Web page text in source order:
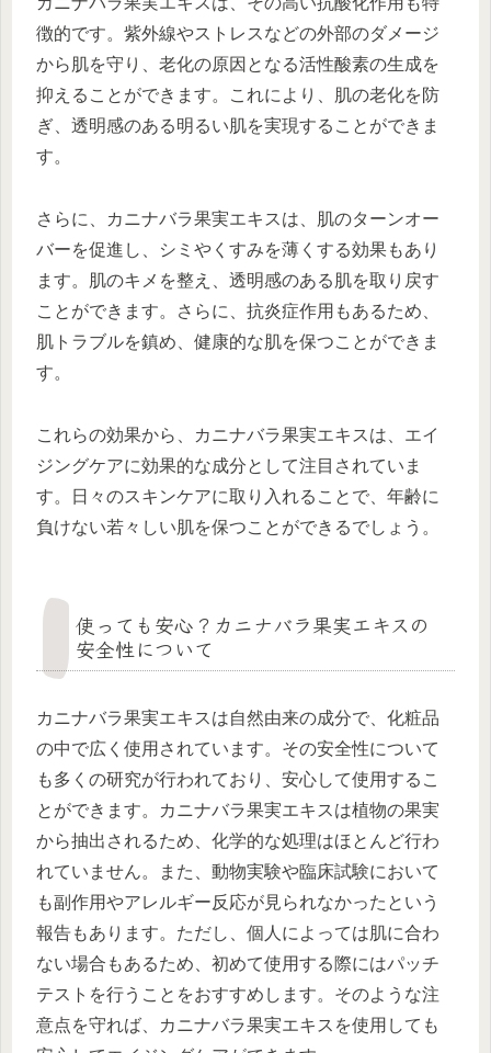
徴的です。紫外線やストレスなどの外部のダメージ
から肌を守り、老化の原因となる活性酸素の生成を
抑えることができます。これにより、肌の老化を防
ぎ、透明感のある明るい肌を実現することができま
す。
さらに、カニナバラ果実エキスは、肌のターンオー
バーを促進し、シミやくすみを薄くする効果もあり
ます。肌のキメを整え、透明感のある肌を取り戻す
ことができます。さらに、抗炎症作用もあるため、
肌トラブルを鎮め、健康的な肌を保つことができま
す。
これらの効果から、カニナバラ果実エキスは、エイ
ジングケアに効果的な成分として注目されていま
す。日々のスキンケアに取り入れることで、年齢に
負けない若々しい肌を保つことができるでしょう。
使っても安心？カニナバラ果実エキスの
安全性について
カニナバラ果実エキスは自然由来の成分で、化粧品
の中で広く使用されています。その安全性について
も多くの研究が行われており、安心して使用するこ
とができます。カニナバラ果実エキスは植物の果実
から抽出されるため、化学的な処理はほとんど行わ
れていません。また、動物実験や臨床試験において
も副作用やアレルギー反応が見られなかったという
報告もあります。ただし、個人によっては肌に合わ
ない場合もあるため、初めて使用する際にはパッチ
テストを行うことをおすすめします。そのような注
意点を守れば、カニナバラ果実エキスを使用しても